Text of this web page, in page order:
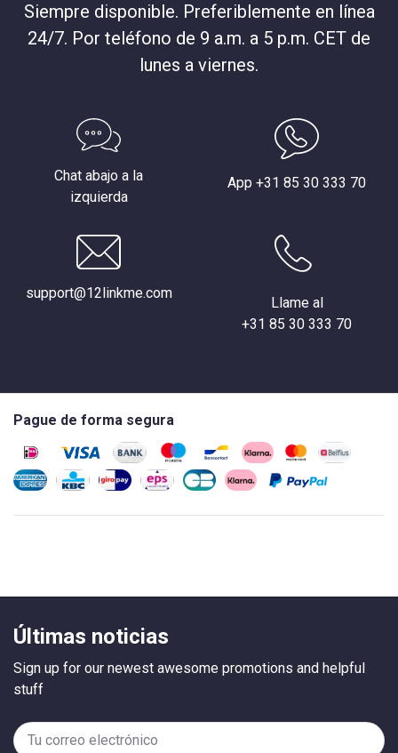
Siempre disponible. Preferiblemente en línea
24/7. Por teléfono de 9 a.m. a 5 p.m. CET de
lunes a viernes.
Chat abajo a la
izquierda
App +31 85 30 333 70
support@12linkme.com
Llame al
+31 85 30 333 70
Pague de forma segura
Últimas noticias
Sign up for our newest awesome promotions and helpful
stuff